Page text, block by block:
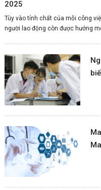
2025
Tùy vào tính chất của mỗi công
người lao động còn được hưởng